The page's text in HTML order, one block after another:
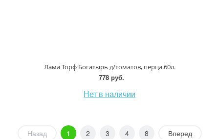
Лама Торф Богатырь д/томатов, перца 60л.
778 руб.
Нет в наличии
Назад 1 2 3 4 8 Вперед